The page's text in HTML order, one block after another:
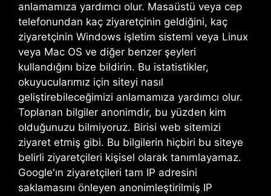
anlamamıza yardımcı olur. Masaüstü veya cep
telefonundan kaç ziyaretçinin geldiğini, kaç
ziyaretçinin Windows işletim sistemi veya Linux
veya Mac OS ve diğer benzer şeyleri
kullandığını bize bildirin. Bu istatistikler,
okuyucularımız için siteyi nasıl
geliştirebileceğimizi anlamamıza yardımcı olur.
Toplanan bilgiler anonimdir, bu yüzden kim
olduğunuzu bilmiyoruz. Birisi web sitemizi
ziyaret etmiş gibi. Bu bilgilerin hiçbiri bu siteye
belirli ziyaretçileri kişisel olarak tanımlayamaz.
Google'ın ziyaretçileri tam IP adresini
saklamasını önleyen anonimleştirilmiş IP